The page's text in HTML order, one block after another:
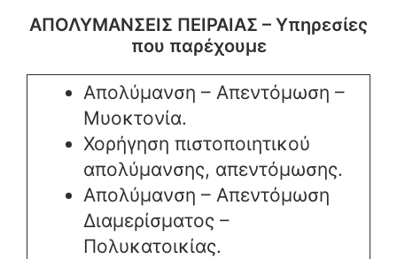
ΑΠΟΛΥΜΑΝΣΕΙΣ ΠΕΙΡΑΙΑΣ – Υπηρεσίες
που παρέχουμε
Απολύμανση – Απεντόμωση –
Μυοκτονία.
Χορήγηση πιστοποιητικού
απολύμανσης, απεντόμωσης.
Απολύμανση – Απεντόμωση
Διαμερίσματος –
Πολυκατοικίας.